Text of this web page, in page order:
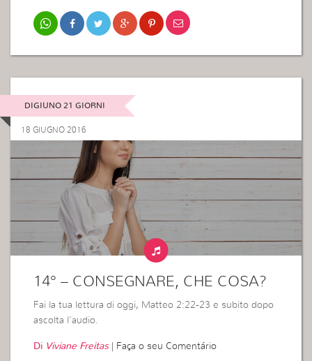
DIGIUNO 21 GIORNI
18 GIUGNO 2016
14° – CONSEGNARE, CHE COSA?
Fai la tua lettura di oggi, Matteo 2:22-23 e subito dopo
ascolta l’audio.
Di Viviane Freitas| Faça o seu Comentário